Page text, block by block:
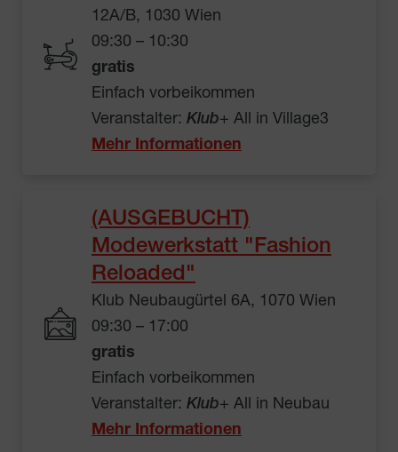
12A/B, 1030 Wien
09:30 – 10:30
gratis
Einfach vorbeikommen
Veranstalter: Klub+ All in Village3
Mehr Informationen
(AUSGEBUCHT)
Modewerkstatt "Fashion
Reloaded"
Klub Neubaugürtel 6A, 1070 Wien
09:30 – 17:00
gratis
Einfach vorbeikommen
Veranstalter: Klub+ All in Neubau
Mehr Informationen